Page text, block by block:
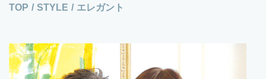
TOP / STYLE / エレガント